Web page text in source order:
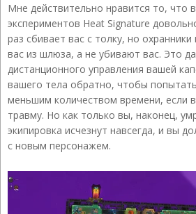
Мне действительно нравится то, что
экспериментов Heat Signature
раз сбивает вас с толку, но
вас из шлюза, а не убивают вас. Это
дистанционного управления вашей
вашего тела обратно, чтобы
меньшим количеством времени, если
травму. Но как только вы, наконец,
экипировка исчезнут навсегда, и вы
с новым персонажем.